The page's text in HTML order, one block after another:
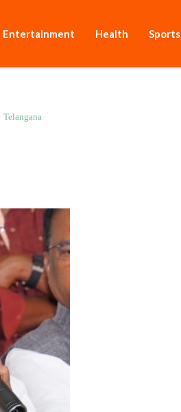
Entertainment Health Sports
Telangana